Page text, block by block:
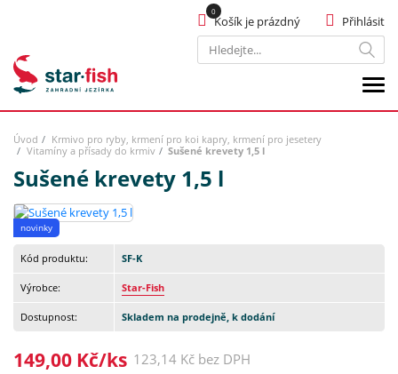
Hledat
Přihlásit
Košík je prázdný
Úvod
Krmivo pro ryby, krmení pro koi kapry, krmení pro jesetery
Vitamíny a přísady do krmiv
Sušené krevety 1,5 l
Sušené krevety 1,5 l
novinky
Kód produktu: SF-K
Výrobce: Star-Fish
Dostupnost: Skladem na prodejně, k dodání
149,00 Kč/ks 123,14 Kč bez DPH